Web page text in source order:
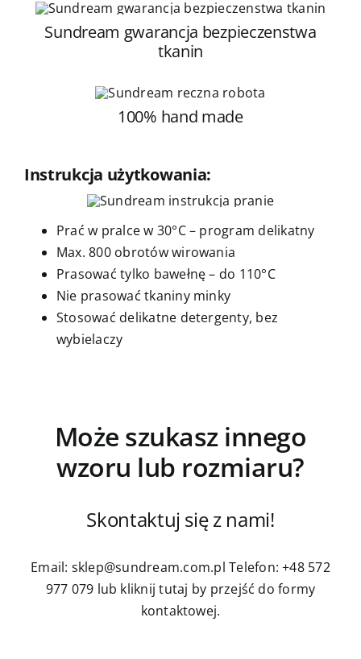
Sundream gwarancja bezpieczenstwa
tkanin
100% hand made
Instrukcja użytkowania:
Prać w pralce w 30°C – program delikatny
Max. 800 obrotów wirowania
Prasować tylko bawełnę – do 110°C
Nie prasować tkaniny minky
Stosować delikatne detergenty, bez
wybielaczy
Może szukasz innego
wzoru lub rozmiaru?
Skontaktuj się z nami!
Email: sklep@sundream.com.pl Telefon: +48 572
977 079 lub kliknij tutaj by przejść do formy
kontaktowej.